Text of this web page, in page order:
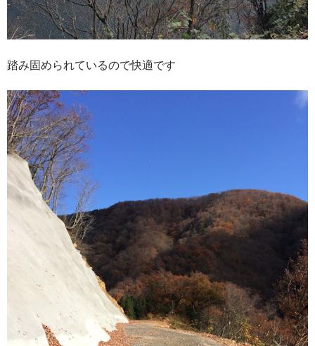
踏み固められているので快適です